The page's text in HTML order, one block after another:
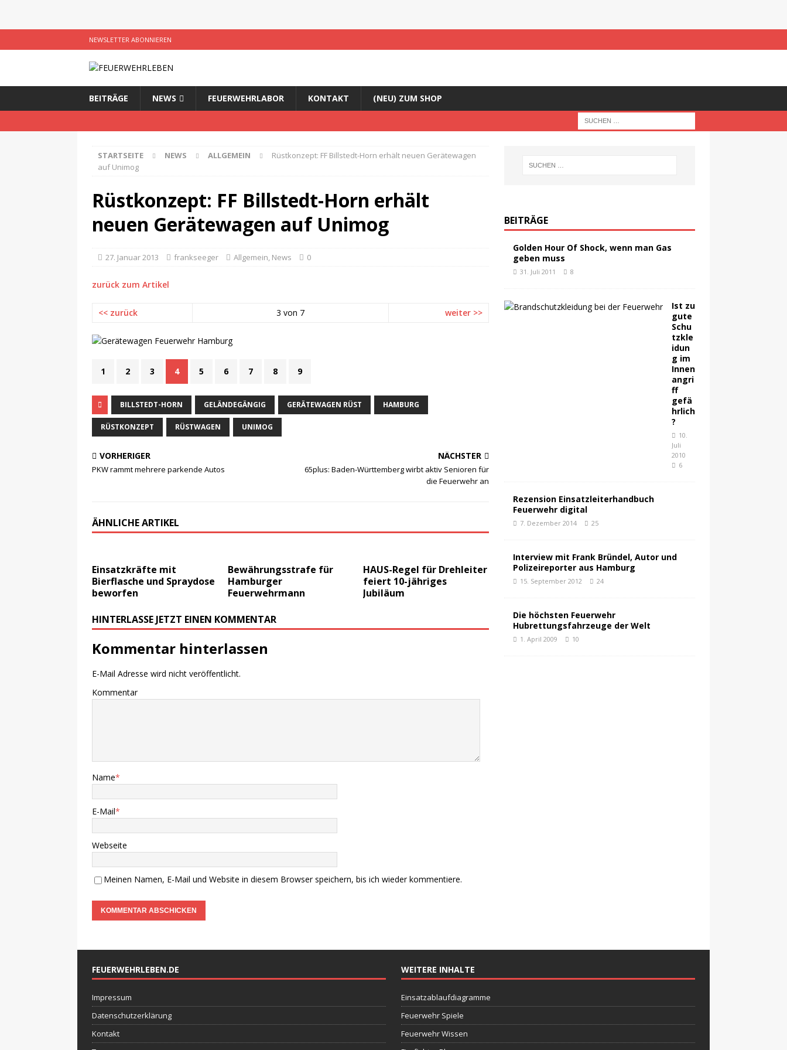
NEWSLETTER ABONNIEREN
BEITRÄGE NEWS FEUERWEHRLABOR KONTAKT (NEU) ZUM SHOP
STARTSEITE NEWS ALLGEMEIN
Rüstkonzept: FF Billstedt-Horn erhält neuen Gerätewagen
auf Unimog
Rüstkonzept: FF Billstedt-Horn erhält
neuen Gerätewagen auf Unimog
27. Januar 2013 frankseeger Allgemein, News 0
zurück zum Artikel
<< zurück 3 von 7 weiter >>
1 2 3 4 5 6 7 8 9
BILLSTEDT-HORN GELÄNDEGÄNGIG GERÄTEWAGEN RÜST HAMBURG
RÜSTKONZEPT RÜSTWAGEN UNIMOG
VORHERIGER
PKW rammt mehrere parkende Autos
NÄCHSTER
65plus: Baden-Württemberg wirbt aktiv Senioren für
die Feuerwehr an
ÄHNLICHE ARTIKEL
Einsatzkräfte mit
Bierflasche und Spraydose
beworfen
Bewährungsstrafe für
Hamburger
Feuerwehrmann
HAUS-Regel für Drehleiter
feiert 10-jähriges
Jubiläum
HINTERLASSE JETZT EINEN KOMMENTAR
Kommentar hinterlassen
E-Mail Adresse wird nicht veröffentlicht.
Kommentar
Name*
E-Mail*
Webseite
Meinen Namen, E-Mail und Website in diesem Browser speichern, bis ich wieder kommentiere.
BEITRÄGE
Golden Hour Of Shock, wenn man Gas
geben muss
31. Juli 2011 8
Ist zu
gute
Schu
tzkle
idun
g im
Innen
angri
ff
gefä
hrlich
?
10.
Juli
2010
6
Rezension Einsatzleiterhandbuch
Feuerwehr digital
7. Dezember 2014 25
Interview mit Frank Bründel, Autor und
Polizeireporter aus Hamburg
15. September 2012 24
Die höchsten Feuerwehr
Hubrettungsfahrzeuge der Welt
1. April 2009 10
FEUERWEHRLEBEN.DE
Impressum
Datenschutzerklärung
Kontakt
WEITERE INHALTE
Einsatzablaufdiagramme
Feuerwehr Spiele
Feuerwehr Wissen